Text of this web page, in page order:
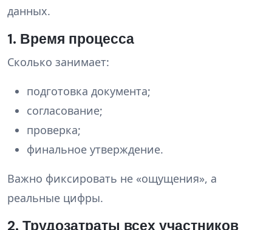
данных.
1. Время процесса
Сколько занимает:
подготовка документа;
согласование;
проверка;
финальное утверждение.
Важно фиксировать не «ощущения», а
реальные цифры.
2. Трудозатраты всех участников